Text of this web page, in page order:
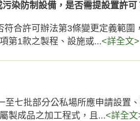
染防制設備，是否需提設置許可
合許可辦法第3條變更定義範圍
第1款之製程、設施或...<詳全文>
七批部分公私場所應申請設置
製成品之加工程式，且...<詳全文